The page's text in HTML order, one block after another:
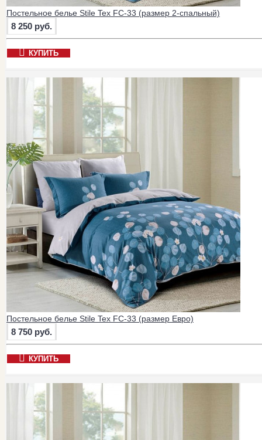
Постельное белье Stile Tex FC-33 (размер 2-спальный)
8 250 руб.
КУПИТЬ
Постельное белье Stile Tex FC-33 (размер Евро)
8 750 руб.
КУПИТЬ